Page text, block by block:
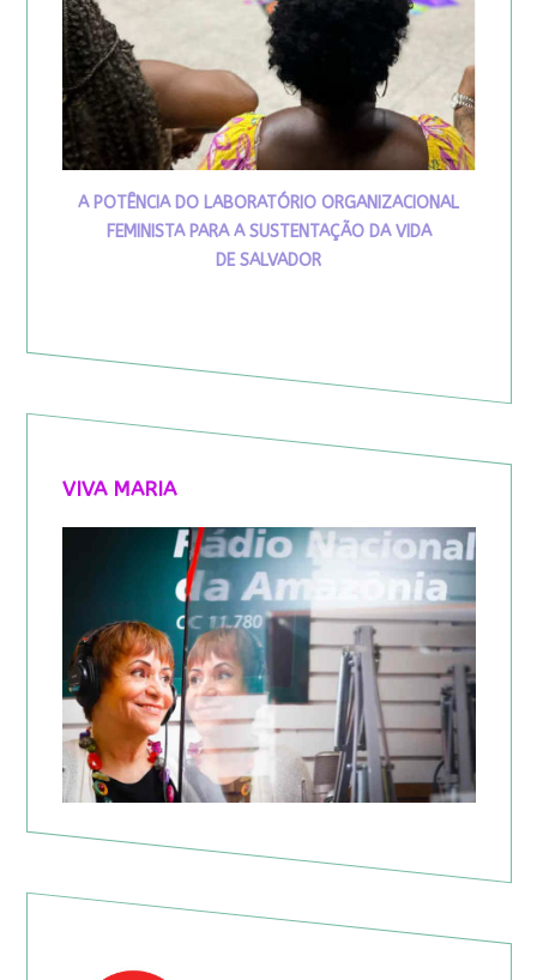
A POTÊNCIA DO LABORATÓRIO ORGANIZACIONAL
FEMINISTA PARA A SUSTENTAÇÃO DA VIDA
DE SALVADOR
VIVA MARIA